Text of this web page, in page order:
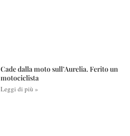
Cade dalla moto sull’Aurelia. Ferito un
motociclista
Leggi di più »